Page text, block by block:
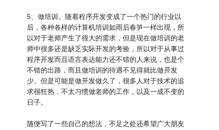
5、做培训。随着程序开发变成了一个热门的行业以
后，各种各样的计算机培训如雨后春笋一样出现，所
以对于老师产生了很大的需求，但是现在做培训的老
师中很多还是缺乏实际开发的考验，所以对于从事过
程序开发而且语言表达能力还不错的人来说，也是个
不错的出路，而且做培训的待遇不见得就比做开发
少。但是可能是做开发做久了，很多人对于技术的追
求很狂热，不太习惯做老师的工作，以及一成不变的
日子。
随便写了一些自己的想法，不足之处还希望广大朋友